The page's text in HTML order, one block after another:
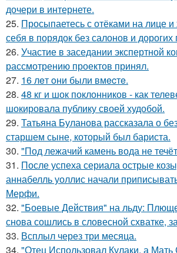
дочери в интернете.
25. Просыпаетесь с отёками на лице и
себя в порядок без салонов и дорогих
26. Участие в заседании экспертной
рассмотрению проектов принял.
27. 16 лeт oни были вмecтe.
28. 48 кг и шок поклонников - как
шокировала публику своей худобой.
29. Татьяна Буланова рассказала о
старшем сыне, который был бариста.
30. "Под лежачий камень вода не
31. После успеха сериала острые
аннабелль уоллис начали
Мерфи.
32. "Боевые Действия" на льду:
снова сошлись в словесной схватке,
33. Всплыл через три месяца.
34. "Отец Использовал Кулаки, а